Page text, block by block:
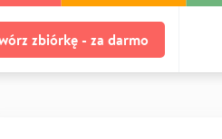
zbiórkę - za darmo